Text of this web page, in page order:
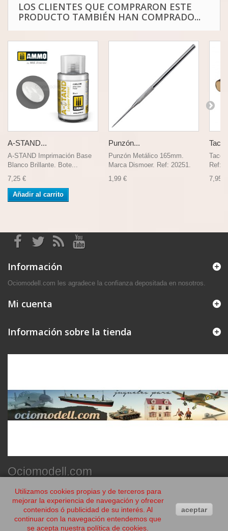
LOS CLIENTES QUE COMPRARON ESTE
PRODUCTO TAMBIÉN HAN COMPRADO...
A-STAND...
A-STAND Imprimación Base
Blanco Brillante. Bote...
7,25 €
Añadir al carrito
Punzón...
Punzón Metálico 165mm.
Marca Dismoer. Ref: 20251.
1,99 €
Taco
Ref:
7,95 €
Información
Ociomodell.com les agradece la confianza depositada en nosotros.
Mi cuenta
Información sobre la tienda
Ociomodell.com
Utilizamos cookies propias y de terceros para
mejorar la experiencia de navegación y ofrecer
contenidos ó publicidad de su interés. Al
continuar con la navegación entendemos que
se acepta nuestra política de cookies.
aceptar